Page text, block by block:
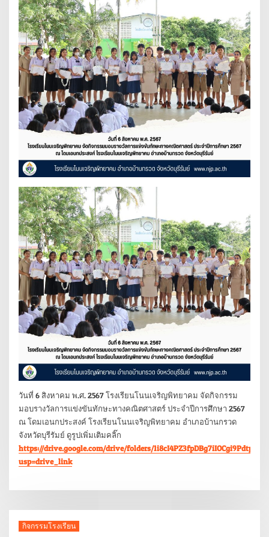
วันที่ 6 สิงหาคม พ.ศ. 2567 โรงเรียนโนนเจริญพิทยาคม จัดกิจกรรม
มอบรางวัลการแข่งขันทักษะทางคณิตศาสตร์ ประจำปีการศึกษา 2567
ณ โดมเอนกประสงค์ โรงเรียนโนนเจริญพิทยาคม อำเภอบ้านกรวด
จังหวัดบุรีรัมย์ ดูรูปเพิ่มเติมคลิ๊ก
https://drive.google.com/drive/folders/
usp=drive_link
กิจกรรมโรงเรียน